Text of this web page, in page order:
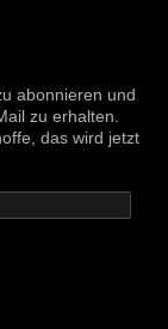
abonnieren und
zu erhalten.
das wird jetzt